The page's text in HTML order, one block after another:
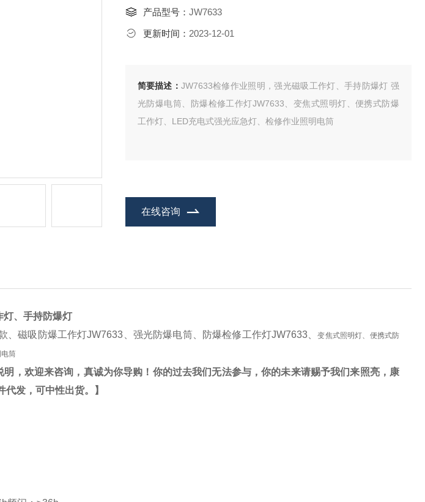
产品型号： JW7633
更新时间： 2023-12-01
简要描述： JW7633检修作业照明，强光磁吸工作灯、手持防爆灯 强
光防爆电筒、防爆检修工作灯JW7633、变焦式照明灯、便携式防爆
工作灯、LED充电式强光应急灯、检修作业照明电筒
在线咨询
灯、手持防爆灯
、磁吸防爆工作灯JW7633、强光防爆电筒、防爆检修工作灯JW7633、变焦式照明灯、便携式防
筒
明，欢迎来咨询，真诚为你导购！你的过去我们无法参与，你的未来请赐予我们来照亮，康
代发，可中性出货。】